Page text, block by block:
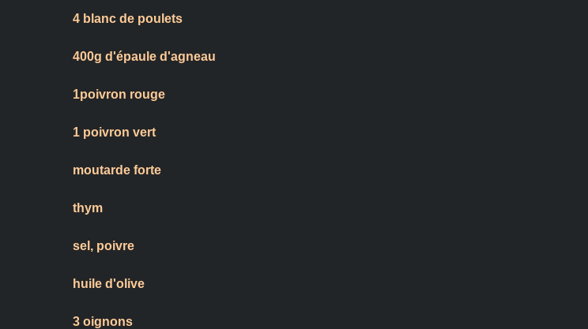
4 blanc de poulets
400g d'épaule d'agneau
1poivron rouge
1 poivron vert
moutarde forte
thym
sel, poivre
huile d'olive
3 oignons